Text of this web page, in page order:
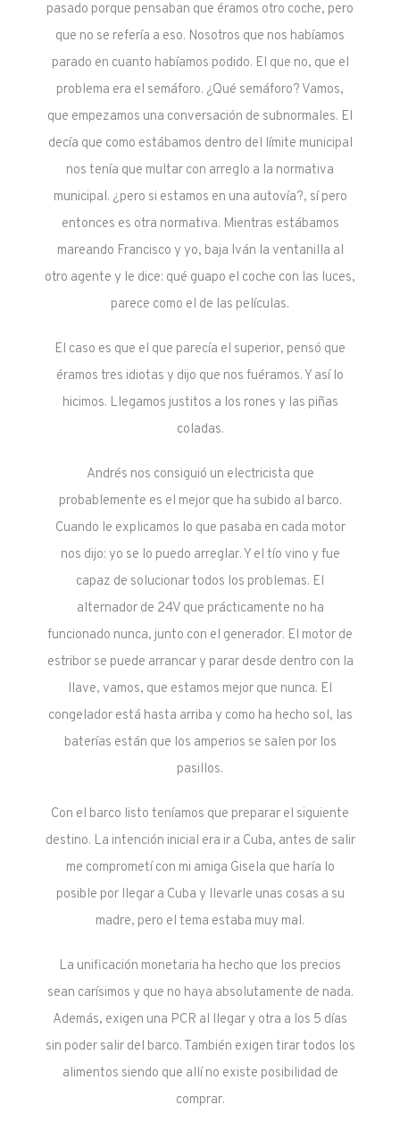
pasado porque pensaban que éramos otro coche, pero
que no se refería a eso. Nosotros que nos habíamos
parado en cuanto habíamos podido. El que no, que el
problema era el semáforo. ¿Qué semáforo? Vamos,
que empezamos una conversación de subnormales. El
decía que como estábamos dentro del límite municipal
nos tenía que multar con arreglo a la normativa
municipal. ¿pero si estamos en una autovía?, sí pero
entonces es otra normativa. Mientras estábamos
mareando Francisco y yo, baja Iván la ventanilla al
otro agente y le dice: qué guapo el coche con las luces,
parece como el de las películas.
El caso es que el que parecía el superior, pensó que
éramos tres idiotas y dijo que nos fuéramos. Y así lo
hicimos. Llegamos justitos a los rones y las piñas
coladas.
Andrés nos consiguió un electricista que
probablemente es el mejor que ha subido al barco.
Cuando le explicamos lo que pasaba en cada motor
nos dijo: yo se lo puedo arreglar. Y el tío vino y fue
capaz de solucionar todos los problemas. El
alternador de 24V que prácticamente no ha
funcionado nunca, junto con el generador. El motor de
estribor se puede arrancar y parar desde dentro con la
llave, vamos, que estamos mejor que nunca. El
congelador está hasta arriba y como ha hecho sol, las
baterías están que los amperios se salen por los
pasillos.
Con el barco listo teníamos que preparar el siguiente
destino. La intención inicial era ir a Cuba, antes de salir
me comprometí con mi amiga Gisela que haría lo
posible por llegar a Cuba y llevarle unas cosas a su
madre, pero el tema estaba muy mal.
La unificación monetaria ha hecho que los precios
sean carísimos y que no haya absolutamente de nada.
Además, exigen una PCR al llegar y otra a los 5 días
sin poder salir del barco. También exigen tirar todos los
alimentos siendo que allí no existe posibilidad de
comprar.